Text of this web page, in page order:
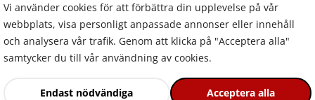
Vi använder cookies för att förbättra din upplevelse på vår
webbplats, visa personligt anpassade annonser eller innehåll
och analysera vår trafik. Genom att klicka på "Acceptera alla"
samtycker du till vår användning av cookies.
Endast nödvändiga Acceptera alla